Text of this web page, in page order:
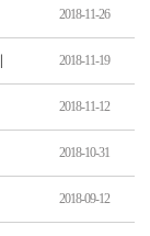
2018-11-26
2018-11-19
2018-11-12
2018-10-31
2018-09-12